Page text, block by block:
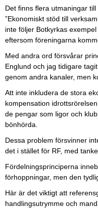
Det finns flera utmaningar
”Ekonomiskt stöd till
inte följer Botkyrkas
eftersom föreningarna
Med andra ord försvårar
Englund och jag tidigare
genom andra kanaler, men
Att inte inkludera de stora
kompensation
de pengar som ligor och
bönhörda.
Dessa problem försvinner
det i stället för RF, med
Fördelningsprinciperna
förhoppningar, men den
Här är det viktigt att
handlingsutrymme och